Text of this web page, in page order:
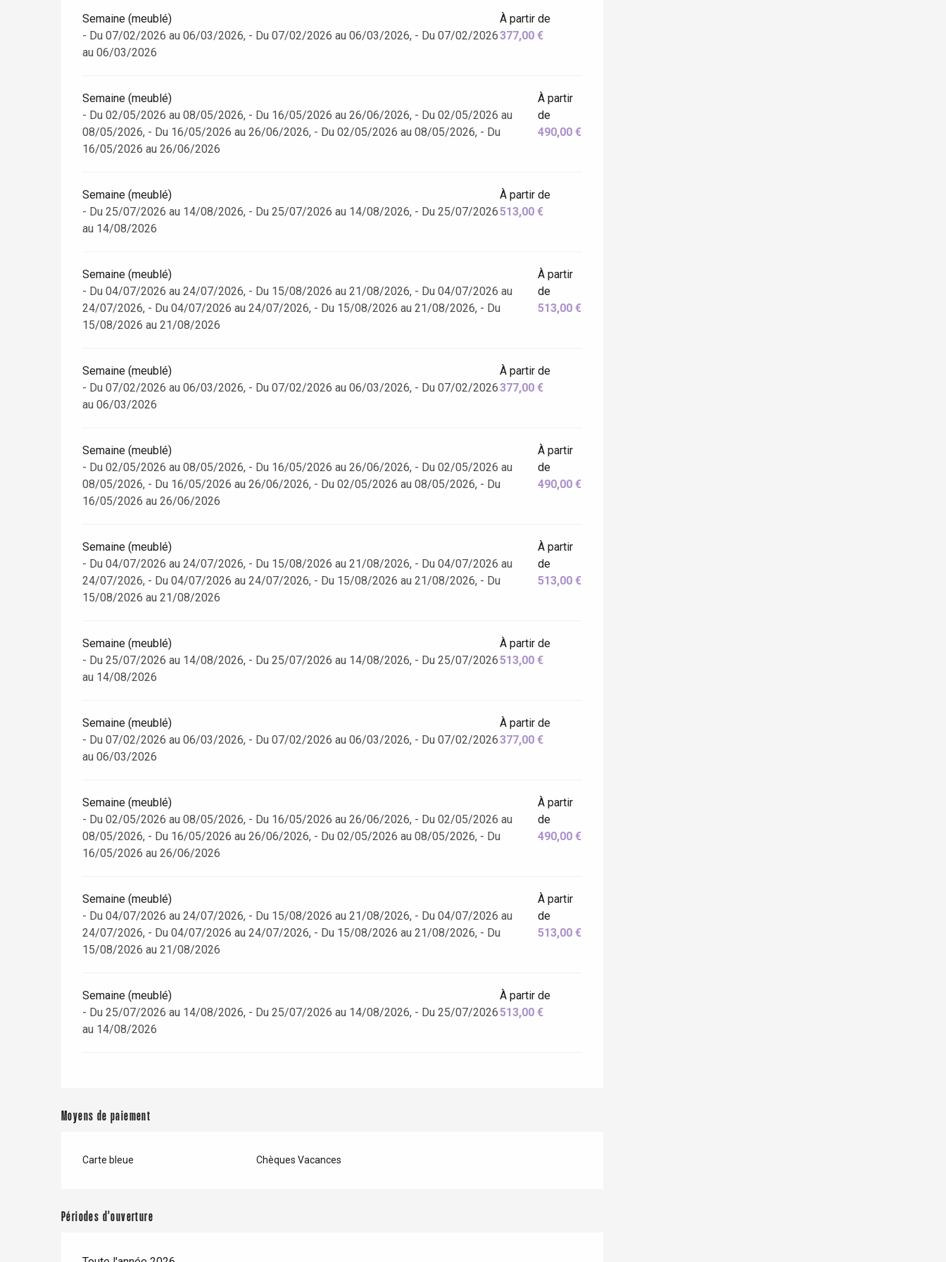
Semaine (meublé)
- Du 07/02/2026 au 06/03/2026, - Du 07/02/2026 au 06/03/2026, - Du 07/02/2026
au 06/03/2026
À partir de
377,00 €
Semaine (meublé)
- Du 02/05/2026 au 08/05/2026, - Du 16/05/2026 au 26/06/2026, - Du 02/05/2026 au
08/05/2026, - Du 16/05/2026 au 26/06/2026, - Du 02/05/2026 au 08/05/2026, - Du
16/05/2026 au 26/06/2026
À partir
de
490,00 €
Semaine (meublé)
- Du 25/07/2026 au 14/08/2026, - Du 25/07/2026 au 14/08/2026, - Du 25/07/2026
au 14/08/2026
À partir de
513,00 €
Semaine (meublé)
- Du 04/07/2026 au 24/07/2026, - Du 15/08/2026 au 21/08/2026, - Du 04/07/2026 au
24/07/2026, - Du 04/07/2026 au 24/07/2026, - Du 15/08/2026 au 21/08/2026, - Du
15/08/2026 au 21/08/2026
À partir
de
513,00 €
Semaine (meublé)
- Du 07/02/2026 au 06/03/2026, - Du 07/02/2026 au 06/03/2026, - Du 07/02/2026
au 06/03/2026
À partir de
377,00 €
Semaine (meublé)
- Du 02/05/2026 au 08/05/2026, - Du 16/05/2026 au 26/06/2026, - Du 02/05/2026 au
08/05/2026, - Du 16/05/2026 au 26/06/2026, - Du 02/05/2026 au 08/05/2026, - Du
16/05/2026 au 26/06/2026
À partir
de
490,00 €
Semaine (meublé)
- Du 04/07/2026 au 24/07/2026, - Du 15/08/2026 au 21/08/2026, - Du 04/07/2026 au
24/07/2026, - Du 04/07/2026 au 24/07/2026, - Du 15/08/2026 au 21/08/2026, - Du
15/08/2026 au 21/08/2026
À partir
de
513,00 €
Semaine (meublé)
- Du 25/07/2026 au 14/08/2026, - Du 25/07/2026 au 14/08/2026, - Du 25/07/2026
au 14/08/2026
À partir de
513,00 €
Semaine (meublé)
- Du 07/02/2026 au 06/03/2026, - Du 07/02/2026 au 06/03/2026, - Du 07/02/2026
au 06/03/2026
À partir de
377,00 €
Semaine (meublé)
- Du 02/05/2026 au 08/05/2026, - Du 16/05/2026 au 26/06/2026, - Du 02/05/2026 au
08/05/2026, - Du 16/05/2026 au 26/06/2026, - Du 02/05/2026 au 08/05/2026, - Du
16/05/2026 au 26/06/2026
À partir
de
490,00 €
Semaine (meublé)
- Du 04/07/2026 au 24/07/2026, - Du 15/08/2026 au 21/08/2026, - Du 04/07/2026 au
24/07/2026, - Du 04/07/2026 au 24/07/2026, - Du 15/08/2026 au 21/08/2026, - Du
15/08/2026 au 21/08/2026
À partir
de
513,00 €
Semaine (meublé)
- Du 25/07/2026 au 14/08/2026, - Du 25/07/2026 au 14/08/2026, - Du 25/07/2026
au 14/08/2026
À partir de
513,00 €
Moyens de paiement
Carte bleue Chèques Vacances
Périodes d'ouverture